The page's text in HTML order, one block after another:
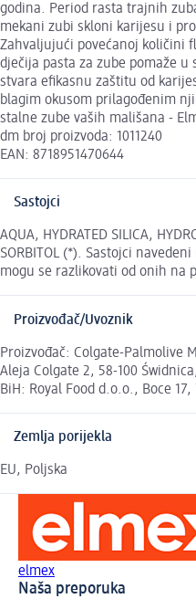
godina. Period rasta trajnih
mekani zubi skloni karijesu i
Zahvaljujući povećanoj količini
dječija pasta za zube pomaže
stvara efikasnu zaštitu od
blagim okusom prilagođenim
stalne zube vaših mališana -
dm broj proizvoda: 1011240
EAN: 8718951470644
Sastojci
AQUA, HYDRATED SILICA,
SORBITOL (*). Sastojci
mogu se razlikovati od onih na
Proizvođač/Uvoznik
Proizvođač: Colgate-Palmolive
Aleja Colgate 2, 58-100
BiH: Royal Food d.o.o., Boce
Zemlja porijekla
EU, Poljska
elmex
Naša preporuka